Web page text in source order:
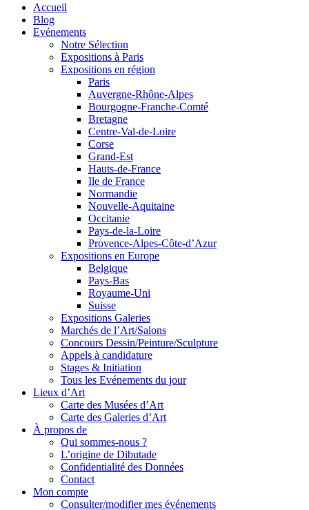
remonterAccueil
Blog
Evénements
Notre Sélection
Expositions à Paris
Expositions en région
Paris
Auvergne-Rhône-Alpes
Bourgogne-Franche-Comté
Bretagne
Centre-Val-de-Loire
Corse
Grand-Est
Hauts-de-France
Ile de France
Normandie
Nouvelle-Aquitaine
Occitanie
Pays-de-la-Loire
Provence-Alpes-Côte-d’Azur
Expositions en Europe
Belgique
Pays-Bas
Royaume-Uni
Suisse
Expositions Galeries
Marchés de l’Art/Salons
Concours Dessin/Peinture/Sculpture
Appels à candidature
Stages & Initiation
Tous les Evénements du jour
Lieux d’Art
Carte des Musées d’Art
Carte des Galeries d’Art
À propos de
Qui sommes-nous ?
L’origine de Dibutade
Confidentialité des Données
Contact
Mon compte
Consulter/modifier mes événements